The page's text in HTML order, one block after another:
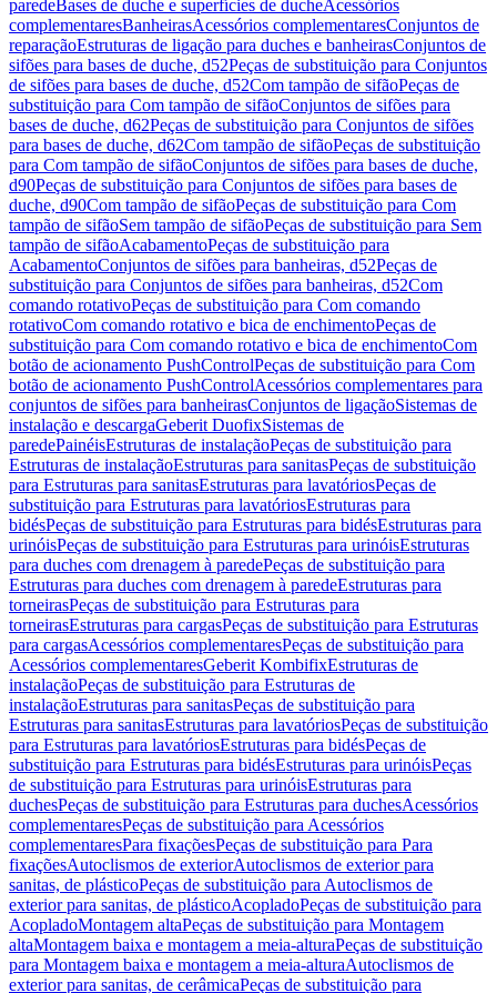
paredeBases de duche e superfícies de ducheAcessórios
complementaresBanheirasAcessórios complementaresConjuntos de
reparaçãoEstruturas de ligação para duches e banheirasConjuntos de
sifões para bases de duche, d52Peças de substituição para Conjuntos
de sifões para bases de duche, d52Com tampão de sifãoPeças de
substituição para Com tampão de sifãoConjuntos de sifões para
bases de duche, d62Peças de substituição para Conjuntos de sifões
para bases de duche, d62Com tampão de sifãoPeças de substituição
para Com tampão de sifãoConjuntos de sifões para bases de duche,
d90Peças de substituição para Conjuntos de sifões para bases de
duche, d90Com tampão de sifãoPeças de substituição para Com
tampão de sifãoSem tampão de sifãoPeças de substituição para Sem
tampão de sifãoAcabamentoPeças de substituição para
AcabamentoConjuntos de sifões para banheiras, d52Peças de
substituição para Conjuntos de sifões para banheiras, d52Com
comando rotativoPeças de substituição para Com comando
rotativoCom comando rotativo e bica de enchimentoPeças de
substituição para Com comando rotativo e bica de enchimentoCom
botão de acionamento PushControlPeças de substituição para Com
botão de acionamento PushControlAcessórios complementares para
conjuntos de sifões para banheirasConjuntos de ligaçãoSistemas de
instalação e descargaGeberit DuofixSistemas de
paredePainéisEstruturas de instalaçãoPeças de substituição para
Estruturas de instalaçãoEstruturas para sanitasPeças de substituição
para Estruturas para sanitasEstruturas para lavatóriosPeças de
substituição para Estruturas para lavatóriosEstruturas para
bidésPeças de substituição para Estruturas para bidésEstruturas para
urinóisPeças de substituição para Estruturas para urinóisEstruturas
para duches com drenagem à paredePeças de substituição para
Estruturas para duches com drenagem à paredeEstruturas para
torneirasPeças de substituição para Estruturas para
torneirasEstruturas para cargasPeças de substituição para Estruturas
para cargasAcessórios complementaresPeças de substituição para
Acessórios complementaresGeberit KombifixEstruturas de
instalaçãoPeças de substituição para Estruturas de
instalaçãoEstruturas para sanitasPeças de substituição para
Estruturas para sanitasEstruturas para lavatóriosPeças de substituição
para Estruturas para lavatóriosEstruturas para bidésPeças de
substituição para Estruturas para bidésEstruturas para urinóisPeças
de substituição para Estruturas para urinóisEstruturas para
duchesPeças de substituição para Estruturas para duchesAcessórios
complementaresPeças de substituição para Acessórios
complementaresPara fixaçõesPeças de substituição para Para
fixaçõesAutoclismos de exteriorAutoclismos de exterior para
sanitas, de plásticoPeças de substituição para Autoclismos de
exterior para sanitas, de plásticoAcopladoPeças de substituição para
AcopladoMontagem altaPeças de substituição para Montagem
altaMontagem baixa e montagem a meia-alturaPeças de substituição
para Montagem baixa e montagem a meia-alturaAutoclismos de
exterior para sanitas, de cerâmicaPeças de substituição para